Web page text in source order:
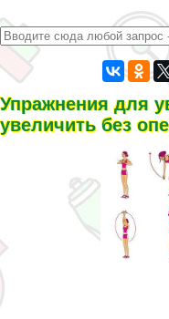
Упражнения для
увеличить без